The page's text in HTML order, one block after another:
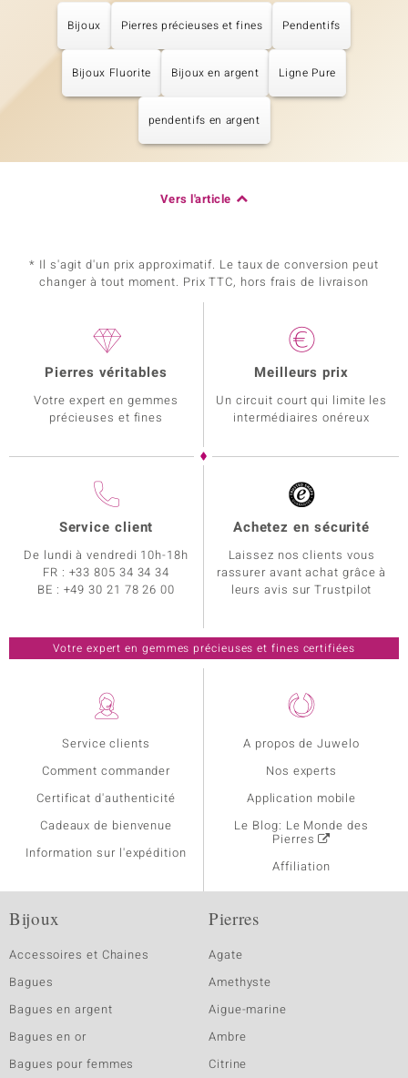
Bijoux Pierres précieuses et fines Pendentifs
Bijoux Fluorite Bijoux en argent Ligne Pure
pendentifs en argent
Vers l'article
* Il s'agit d'un prix approximatif. Le taux de conversion peut
changer à tout moment. Prix TTC, hors frais de livraison
Service clients
Comment commander
Certificat d'authenticité
Cadeaux de bienvenue
Information sur l'expédition
A propos de Juwelo
Nos experts
Application mobile
Le Blog: Le Monde des
Pierres
Affiliation
Pierres véritables
Votre expert en gemmes
précieuses et fines
Meilleurs prix
Un circuit court qui limite les
intermédiaires onéreux
Service client
De lundi à vendredi 10h-18h
FR : +33 805 34 34 34
BE : +49 30 21 78 26 00
Achetez en sécurité
Laissez nos clients vous
rassurer avant achat grâce à
leurs avis sur Trustpilot
Votre expert en gemmes précieuses et fines certifiées
Bijoux
Accessoires et Chaines
Bagues
Bagues en argent
Bagues en or
Bagues pour femmes
Pierres
Agate
Amethyste
Aigue-marine
Ambre
Citrine